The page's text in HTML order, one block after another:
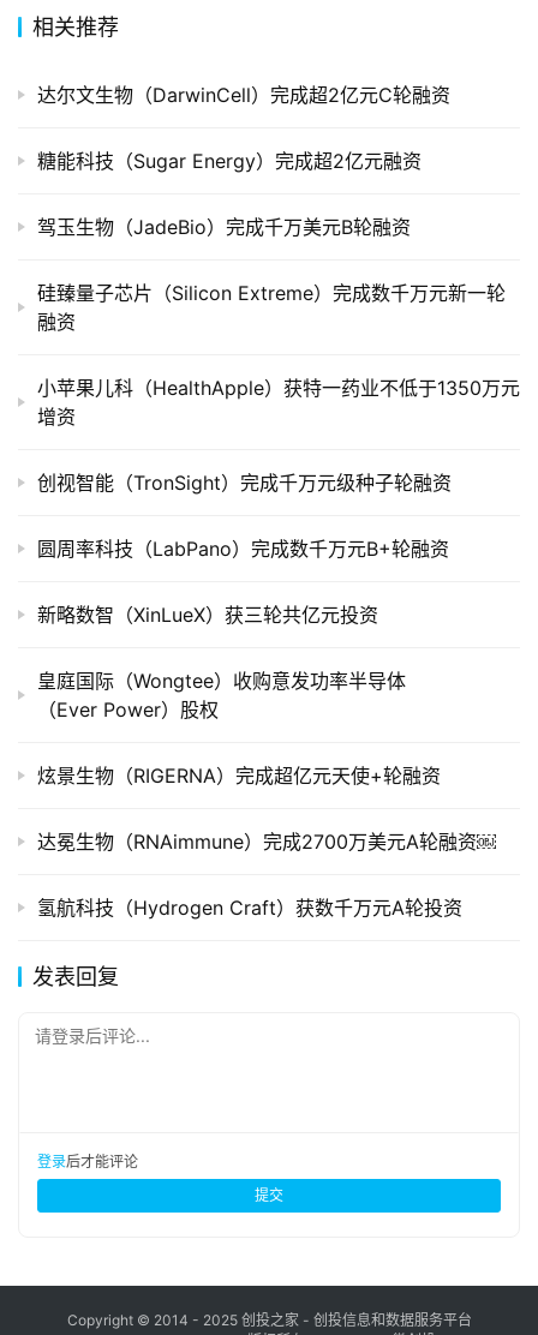
布
并
重
组
上
市
创
投
据
创
学
相关推荐
达尔文生物（DarwinCell）完成超2亿元C轮融资
糖能科技（Sugar Energy）完成超2亿元融资
驾玉生物（JadeBio）完成千万美元B轮融资
硅臻量子芯片（Silicon Extreme）完成数千万元新一轮
融资
小苹果儿科（HealthApple）获特一药业不低于1350万元
增资
创视智能（TronSight）完成千万元级种子轮融资
圆周率科技（LabPano）完成数千万元B+轮融资
新略数智（XinLueX）获三轮共亿元投资
皇庭国际（Wongtee）收购意发功率半导体
（Ever Power）股权
炫景生物（RIGERNA）完成超亿元天使+轮融资
达冕生物（RNAimmune）完成2700万美元A轮融资￼
氢航科技（Hydrogen Craft）获数千万元A轮投资
发表回复
请登录后评论...
登录后才能评论
提交
Copyright © 2014 - 2025 创投之家 - 创投信息和数据服务平台